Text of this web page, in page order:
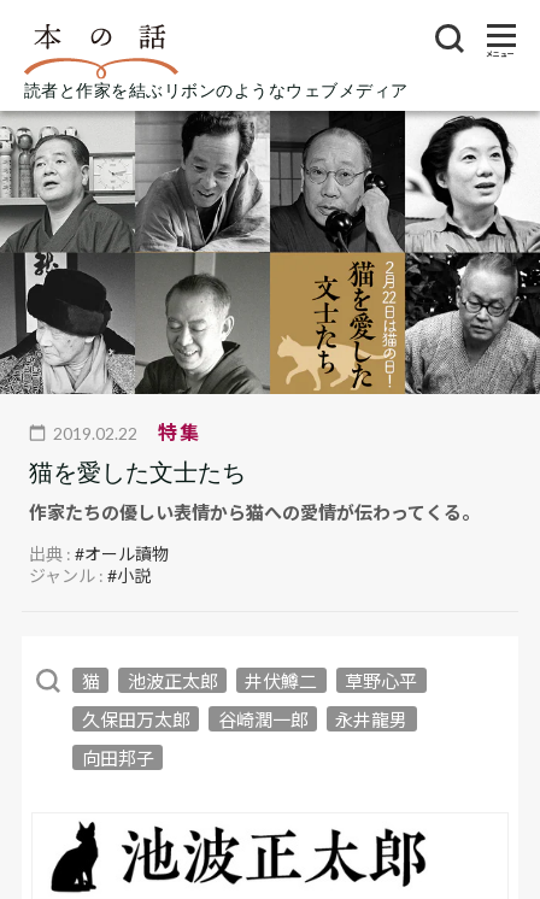
読者と作家を結ぶリボンのようなウェブメディア
メニュー
2019.02.22 特集
猫を愛した文士たち
作家たちの優しい表情から猫への愛情が伝わってくる。
出典 :#オール讀物
ジャンル :#小説
猫 池波正太郎 井伏鱒二
草野心平
久保田万太郎
谷崎潤一郎
永井龍男
向田邦子